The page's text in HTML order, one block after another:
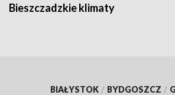
Bieszczadzkie klimaty
BIAŁYSTOK / BYDGOSZCZ /